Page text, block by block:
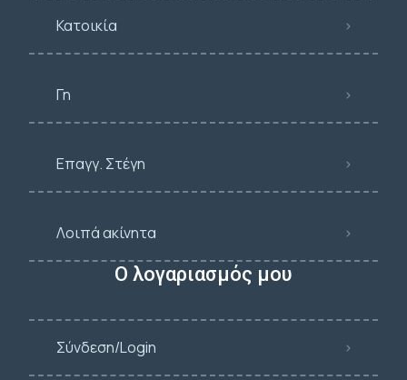
Κατοικία
Γη
Επαγγ. Στέγη
Λοιπά ακίνητα
Ο λογαριασμός μου
Σύνδεση/Login